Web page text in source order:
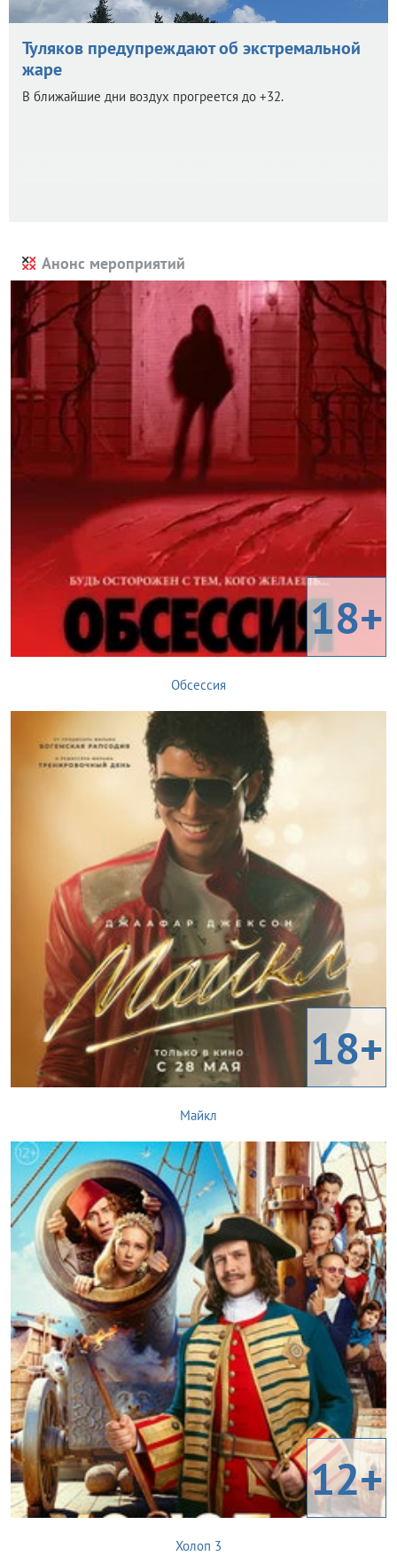
Туляков предупреждают об экстремальной
жаре
В ближайшие дни воздух прогреется до +32.
Анонс мероприятий
18+
Обсессия
18+
Майкл
12+
Холоп 3